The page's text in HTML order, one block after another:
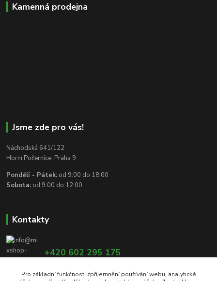
Kamenná prodejna
Jsme zde pro vás!
Náchodská 641/122
Horní Počernice, Praha 9
Pondělí - Pátek: od 9:00 do 18:00
Sobota: od 9:00 do 12:00
Kontakty
+420 602 295 175
Pro základní funkčnost, zpříjemnění používání webu, analytické